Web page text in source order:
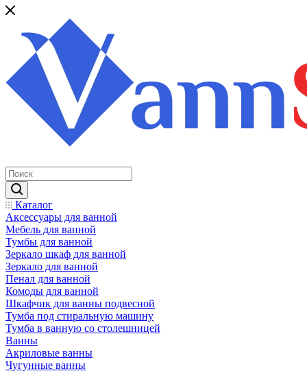
Каталог
Аксессуары для ванной
Мебель для ванной
Тумбы для ванной
Зеркало шкаф для ванной
Зеркало для ванной
Пенал для ванной
Комоды для ванной
Шкафчик для ванны подвесной
Тумба под стиральную машину
Тумба в ванную со столешницей
Ванны
Акриловые ванны
Чугунные ванны